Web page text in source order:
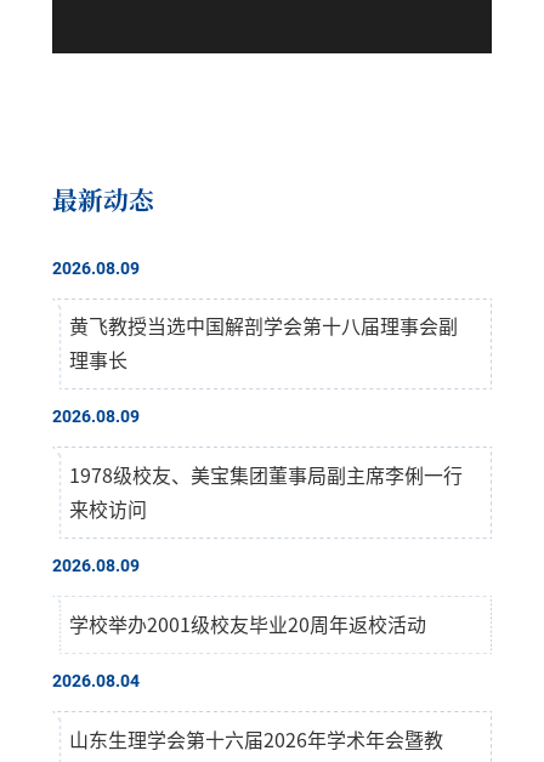
最新动态
2026.08.09
黄飞教授当选中国解剖学会第十八届理事会副
理事长
2026.08.09
1978级校友、美宝集团董事局副主席李俐一行
来校访问
2026.08.09
学校举办2001级校友毕业20周年返校活动
2026.08.04
山东生理学会第十六届2026年学术年会暨教